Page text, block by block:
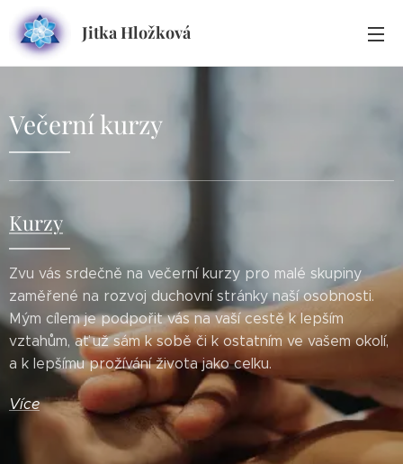
Jitka Hložková
Večerní kurzy
Kurzy
Zvu vás srdečně na večerní kurzy pro malé skupiny
zaměřené na rozvoj duchovní stránky naší osobnosti.
Mým cílem je podpořit vás na vaší cestě k lepším
vztahům, ať už sám k sobě či k ostatním ve vašem okolí,
a k lepšímu prožívání života jako celku.
Více